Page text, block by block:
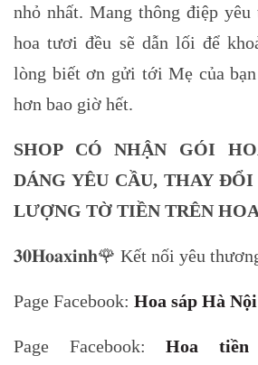
nhỏ nhất. Mang thông điệp
hoa tươi đều sẽ dẫn lối để
lòng biết ơn gửi tới Mẹ của
hơn bao giờ hết.
SHOP CÓ NHẬN GÓI
DÁNG YÊU CẦU, THAY
LƯỢNG TỜ TIỀN TRÊN HOA
𝟑𝟎𝐇𝐨𝐚𝐱𝐢𝐧𝐡🌹 Kết nối yêu
Page Facebook: Hoa sáp Hà
Page Facebook: Hoa